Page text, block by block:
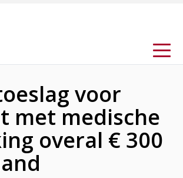
voor
met medische
overal € 300